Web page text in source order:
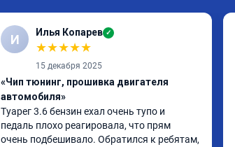
И Илья Копарев ✓
★★★★★
15 декабря 2025
«Чип тюнинг, прошивка двигателя
автомобиля»
Туарег 3.6 бензин ехал очень тупо и
педаль плохо реагировала, что прям
очень подбешивало. Обратился к ребятам,